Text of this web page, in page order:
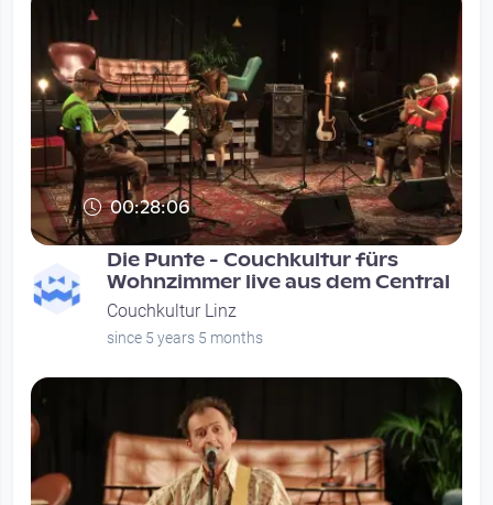
00:28:06
Die Punte - Couchkultur fürs
Wohnzimmer live aus dem Central
Couchkultur Linz
since 5 years 5 months